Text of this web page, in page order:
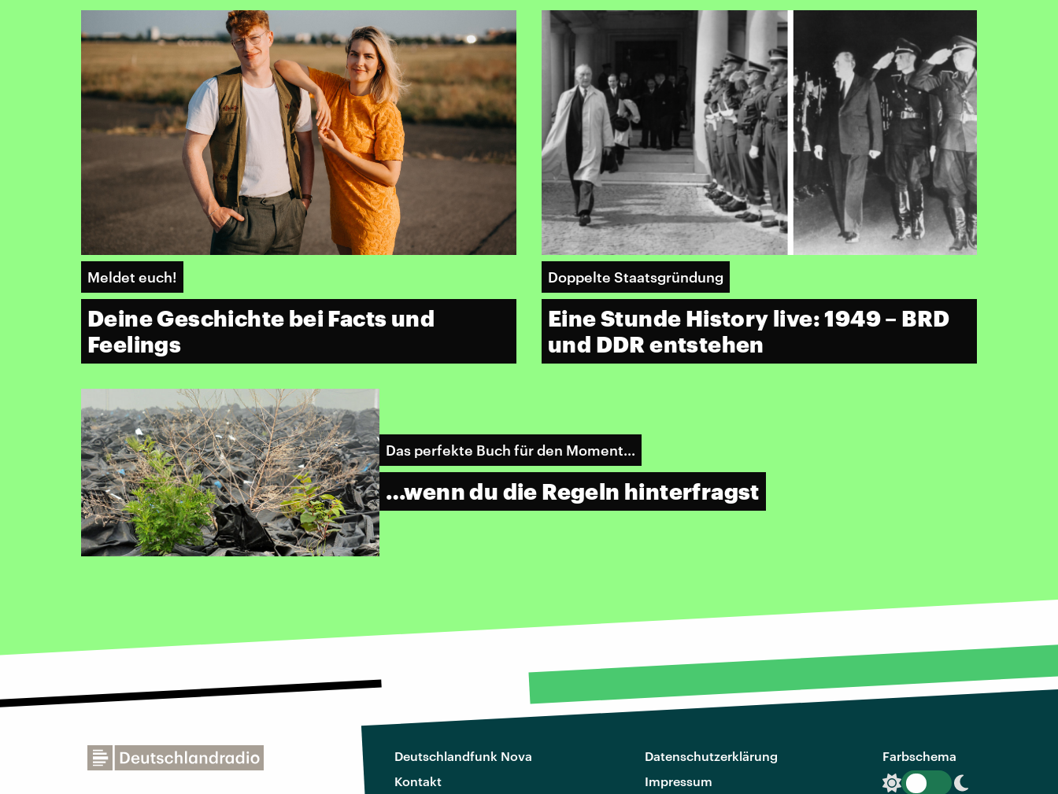
Meldet euch!
Deine Geschichte bei Facts und
Feelings
Doppelte Staatsgründung
Eine Stunde History live: 1949 – BRD
und DDR entstehen
Das perfekte Buch für den Moment...
…wenn du die Regeln hinterfragst
Deutschlandfunk Nova
Kontakt
Datenschutzerklärung
Impressum
Farbschema